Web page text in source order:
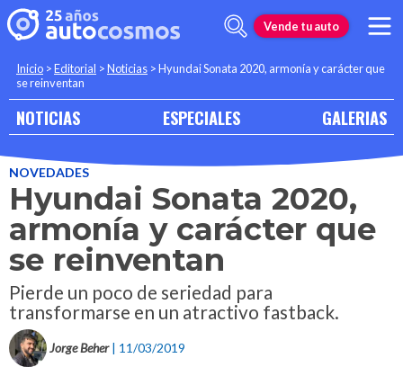
Vende tu auto
Inicio >Editorial >Noticias >Hyundai Sonata 2020, armonía y carácter que
se reinventan
NOTICIAS ESPECIALES GALERIAS
NOVEDADES
Hyundai Sonata 2020,
armonía y carácter que
se reinventan
Pierde un poco de seriedad para
transformarse en un atractivo fastback.
Jorge Beher | 11/03/2019